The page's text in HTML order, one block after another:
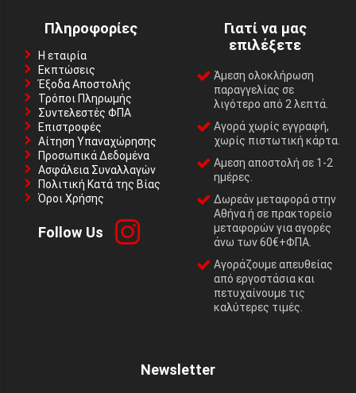
Πληροφορίες
Η εταιρία
Εκπτώσεις
Έξοδα Αποστολής
Τρόποι Πληρωμής
Συντελεστές ΦΠΑ
Επιστροφές
Αίτηση Υπαναχώρησης
Προσωπικά Δεδομένα
Ασφάλεια Συναλλαγών
Πολιτική Κατά της Βίας
Όροι Χρήσης
Follow Us
Γιατί να μας
επιλέξετε
Άμεση ολοκλήρωση
παραγγελίας σε
λιγότερο από 2 λεπτά.
Αγορά χωρίς εγγραφή,
χωρίς πιστωτική κάρτα.
Αμεση αποστολή σε 1-2
ημέρες.
Δωρεάν μεταφορά στην
Αθήνα ή σε πρακτορείο
μεταφορών για αγορές
άνω των 60€+ΦΠΑ.
Αγοράζουμε απευθείας
από εργοστάσια και
πετυχαίνουμε τις
καλύτερες τιμές.
Newsletter